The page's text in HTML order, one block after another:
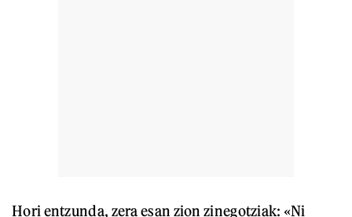
Hori entzunda, zera esan zion zinegotziak: «Ni